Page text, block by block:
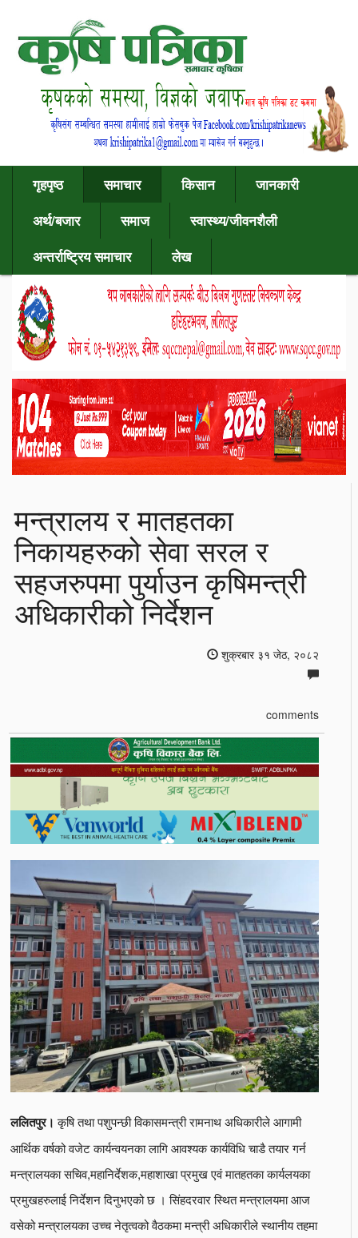
गृहपृष्ठ समाचार किसान
जानकारी
अर्थ/बजार
समाज
स्वास्थ्य/जीवनशैली
अन्तर्राष्ट्रिय समाचार
लेख
मन्त्रालय र मातहतका
निकायहरुको सेवा सरल र
सहजरुपमा पुर्याउन कृषिमन्त्री
अधिकारीको निर्देशन
शुक्रबार ३१ जेठ, २०८२
comments
ललितपुर। कृषि तथा पशुपन्छी विकासमन्त्री रामनाथ अधिकारीले आगामी
आर्थिक वर्षको वजेट कार्यन्वयनका लागि आवश्यक कार्यविधि चाडै तयार गर्न
मन्त्रालयका सचिव,महानिर्देशक,महाशाखा प्रमुख एवं मातहतका कार्यलयका
प्रमुखहरुलाई निर्देशन दिनुभएको छ । सिंहदरवार स्थित मन्त्रालयमा आज
वसेको मन्त्रालयका उच्च नेतृत्वको वैठकमा मन्त्री अधिकारीले स्थानीय तहमा